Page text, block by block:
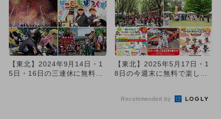
【東北】2024年9月14日・1
5日・16日の三連休に無料で
【東北】2025年5月17日・1
8日の今週末に無料で楽しめ
Recommended by